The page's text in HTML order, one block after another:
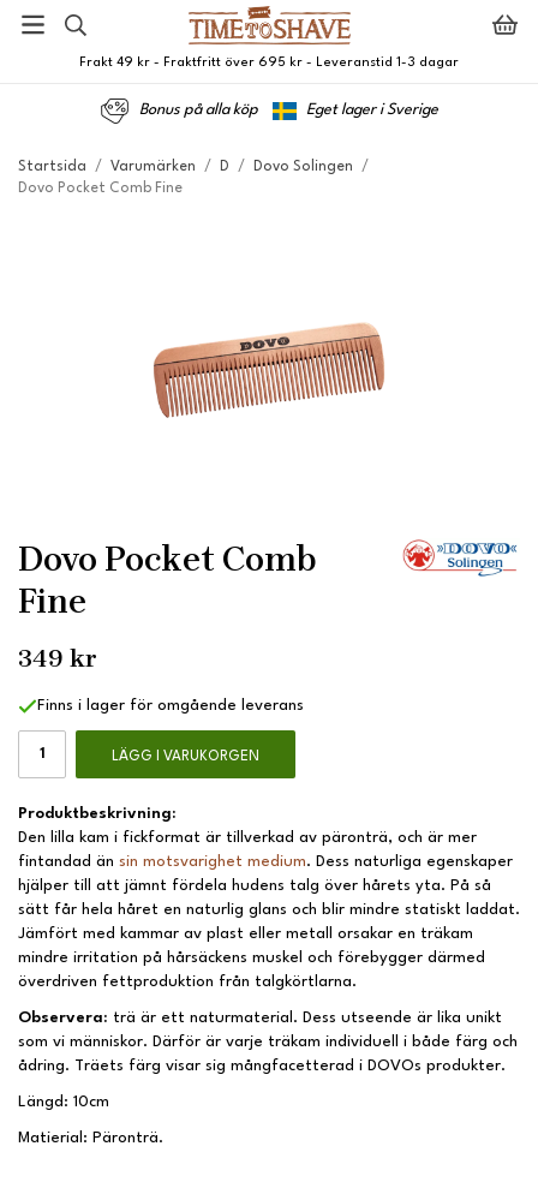
Frakt 49 kr - Fraktfritt över 695 kr - Leveranstid 1-3 dagar
Bonus på alla köp Eget lager i Sverige
Startsida / Varumärken / D / Dovo Solingen
/
Dovo Pocket Comb Fine
Dovo Pocket Comb
Fine
349 kr
Finns i lager för omgående leverans
LÄGG I VARUKORGEN
Produktbeskrivning:
Den lilla kam i fickformat är tillverkad av päronträ, och är mer
fintandad än sin motsvarighet medium. Dess naturliga egenskaper
hjälper till att jämnt fördela hudens talg över hårets yta. På så
sätt får hela håret en naturlig glans och blir mindre statiskt laddat.
Jämfört med kammar av plast eller metall orsakar en träkam
mindre irritation på hårsäckens muskel och förebygger därmed
överdriven fettproduktion från talgkörtlarna.
Observera: trä är ett naturmaterial. Dess utseende är lika unikt
som vi människor. Därför är varje träkam individuell i både färg och
ådring. Träets färg visar sig mångfacetterad i DOVOs produkter.
Längd: 10cm
Matierial: Päronträ.